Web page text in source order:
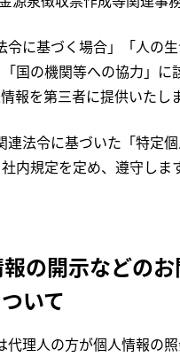
令に基づく場合」「人の
国の機関等への協力」に
報を第三者に提供いたし
連法令に基づいた「特定
内規定を定め、遵守します
の開示などの
いて
代理人の方が個人情報の